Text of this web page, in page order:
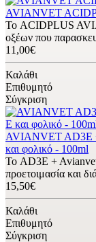
AVIANVET
Το ACIDPLUS
οξέων που
11,00€
Καλάθι
Επιθυμητό
Σύγκριση
AVIANVET AD3E
και φολικό - 100ml
Το AD3E + Avianvet
προετοιμασία και
15,50€
Καλάθι
Επιθυμητό
Σύγκριση